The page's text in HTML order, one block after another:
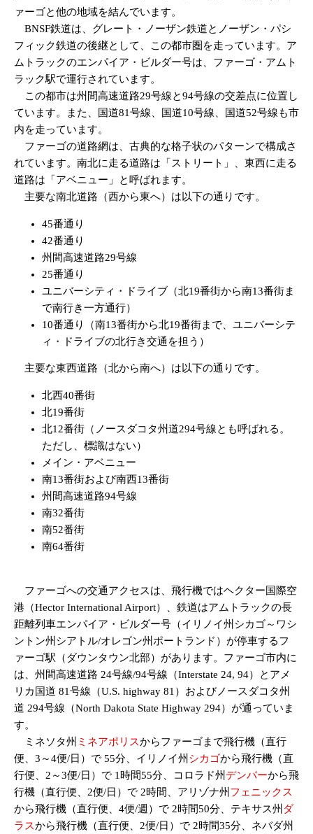
ァーゴと他の地域を結んでいます。
BNSF鉄道は、グレート・ノーザン鉄道とノーザン・パシ
フィック鉄道の後継として、この都市圏を走っています。ア
ムトラックのエンパイア・ビルダー号は、ファーゴ・アムト
ラック駅で運行されています。
この都市は州間高速道路29号線と94号線の交差点に位置し
ています。また、国道81号線、国道10号線、国道52号線も市
内を走っています。
ファーゴの道路網は、古典的な格子状のパターンで構成さ
れています。南北に走る道路は「ストリート」、東西に走る
道路は「アベニュー」と呼ばれます。
主要な南北道路（西から東へ）は以下の通りです。
45番通り
42番通り
州間高速道路29号線
25番通り
ユニバーシティ・ドライブ（北19番街から南13番街ま
で南行き一方通行）
10番通り（南13番街から北19番街まで、ユニバーシテ
ィ・ドライブの北行き交通を担う）
主要な東西道路（北から南へ）は以下の通りです。
北西40番街
北19番街
北12番街（ノースダコタ州道294号線とも呼ばれる。
ただし、標識はない）
メイン・アベニュー
南13番街および南西13番街
州間高速道路94号線
南32番街
南52番街
南64番街
ファーゴへの交通アクセスは、飛行機ではヘクター国際空
港（Hector International Airport）、鉄道はアムトラックの長
距離列車エンパイア・ビルダー号（イリノイ州シカゴ～ワシ
ントン州シアトル/オレゴン州ポートランド）が停車するフ
ァーゴ駅（ダウンタウン北部）があります。ファーゴ市内に
は、州間高速道路 24号線/94号線（Interstate 24, 94）とアメ
リカ国道 81号線（U.S. highway 81）およびノースダコタ州
道 294号線（North Dakota State Highway 294）が通っていま
す。
ミネソタ州 ミネアポリスからファーゴまで飛行機（直行
便、3～4便/日）で 55分、イリノイ州 シカゴから飛行機（直
行便、2～3便/日）で 1時間55分、コロラド州 デンバーから飛
行機（直行便、2便/日）で 2時間、アリゾナ州 フェニックス
から飛行機（直行便、4便/週）で 2時間50分、テキサス州 ダ
ラスから飛行機（直行便、2便/日）で 2時間35分、ネバダ州